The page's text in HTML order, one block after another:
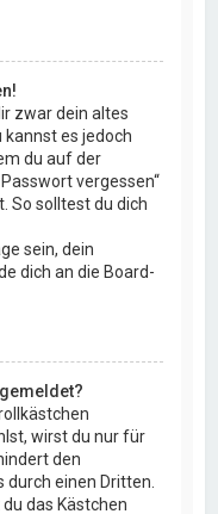
zwar dein altes
es jedoch
du auf der
vergessen“
So solltest du dich
sein, dein
dich an die Board-
wirst du nur für
den
einen Dritten.
das Kästchen